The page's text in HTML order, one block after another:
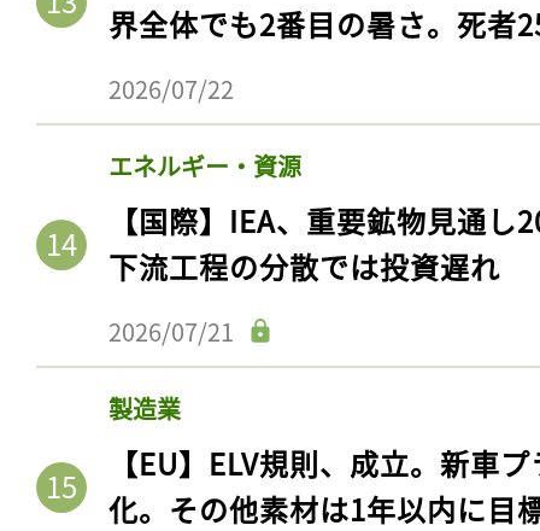
界全体でも2番目の暑さ。死者
2026/07/22
エネルギー・資源
【国際】IEA、重要鉱物見通
下流工程の分散では投資遅れ
2026/07/21
製造業
【EU】ELV規則、成立。新車
化。その他素材は1年以内に目